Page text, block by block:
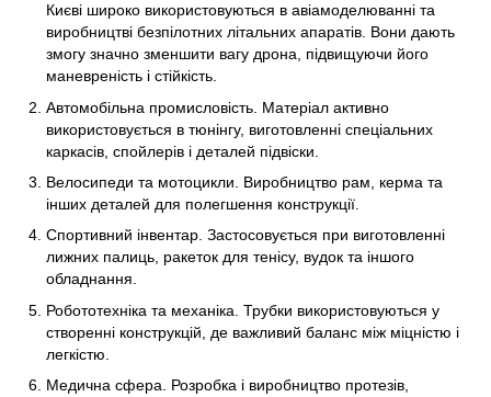
Києві широко використовуються в авіамоделюванні та
виробництві безпілотних літальних апаратів. Вони дають
змогу значно зменшити вагу дрона, підвищуючи його
маневреність і стійкість.
Автомобільна промисловість. Матеріал активно
використовується в тюнінгу, виготовленні спеціальних
каркасів, спойлерів і деталей підвіски.
Велосипеди та мотоцикли. Виробництво рам, керма та
інших деталей для полегшення конструкції.
Спортивний інвентар. Застосовується при виготовленні
лижних палиць, ракеток для тенісу, вудок та іншого
обладнання.
Робототехніка та механіка. Трубки використовуються у
створенні конструкцій, де важливий баланс між міцністю і
легкістю.
Медична сфера. Розробка і виробництво протезів,